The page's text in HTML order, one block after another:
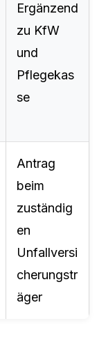
Ergänzend
zu KfW
und
Pflegekas
se
Antrag
beim
zuständig
en
Unfallversi
cherungstr
äger